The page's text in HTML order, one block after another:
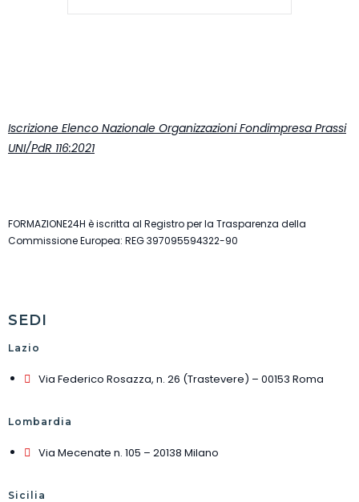
Iscrizione Elenco Nazionale Organizzazioni Fondimpresa Prassi
UNI/PdR 116:2021
FORMAZIONE24H è iscritta al Registro per la Trasparenza della
Commissione Europea: REG 397095594322-90
SEDI
Lazio
Via Federico Rosazza, n. 26 (Trastevere) – 00153 Roma
Lombardia
Via Mecenate n. 105 – 20138 Milano
Sicilia